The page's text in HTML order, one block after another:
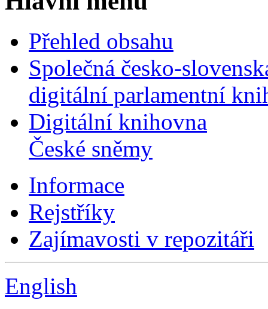
Přehled obsahu
Společná česko-
digitální parlamentní
Digitální knihovna
České sněmy
Informace
Rejstříky
Zajímavosti v repozitáři
English